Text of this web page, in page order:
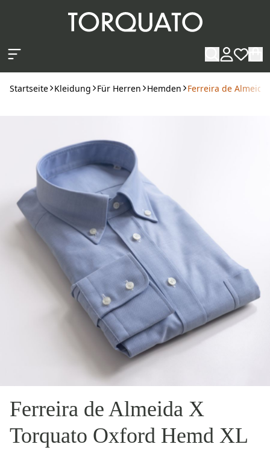
Startseite Kleidung Für Herren Hemden Ferreira de Almeida
Ferreira de Almeida X
Torquato Oxford Hemd XL